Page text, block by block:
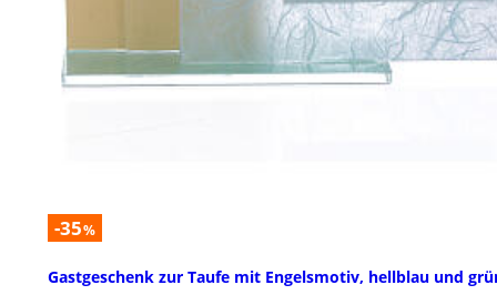
-35%
Gastgeschenk zur Taufe mit Engelsmotiv, hellblau und